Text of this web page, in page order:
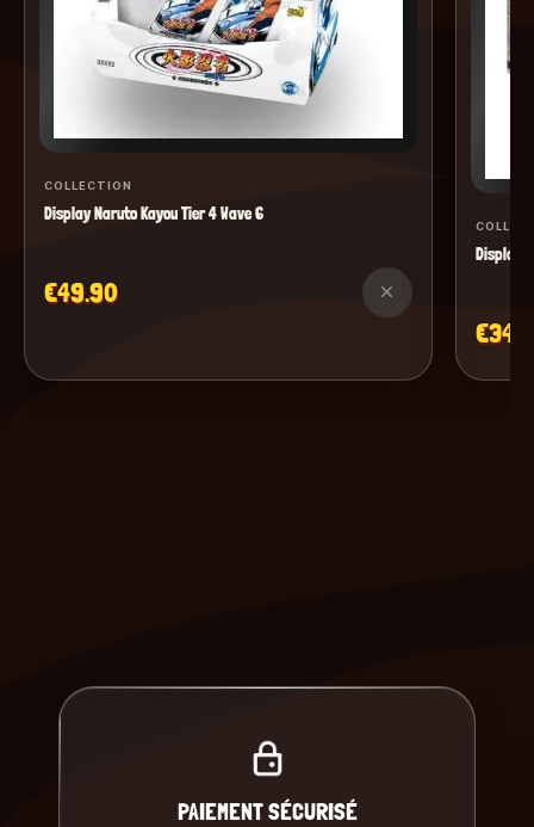
COLLECTION
Display Naruto Kayou Tier 4 Wave 6
€49.90 ×
Display
PAIEMENT SÉCURISÉ